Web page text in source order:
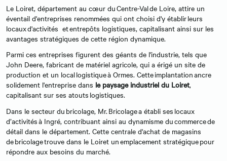
Le Loiret, département au cœur du Centre-Val de Loire, attire un
éventail d'entreprises renommées qui ont choisi d'y établir leurs
locaux d'activités et entrepôts logistiques, capitalisant ainsi sur les
avantages stratégiques de cette région dynamique.
Parmi ces entreprises figurent des géants de l'industrie, tels que
John Deere, fabricant de matériel agricole, qui a érigé un site de
production et un local logistique à Ormes. Cette implantation ancre
solidement l'entreprise dans le paysage industriel du Loiret,
capitalisant sur ses atouts logistiques.
Dans le secteur du bricolage, Mr. Bricolage a établi ses locaux
d’activités à Ingré, contribuant ainsi au dynamisme du commerce de
détail dans le département. Cette centrale d'achat de magasins
de bricolage trouve dans le Loiret un emplacement stratégique pour
répondre aux besoins du marché.